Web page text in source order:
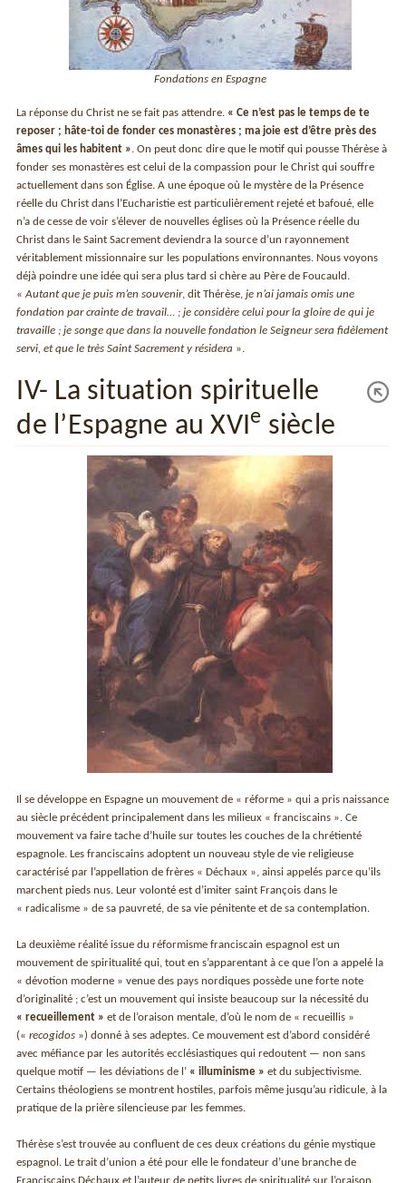
Fondations en Espagne
La réponse du Christ ne se fait pas attendre. « Ce n’est pas le temps de te
reposer ; hâte-toi de fonder ces monastères ; ma joie est d’être près des
âmes qui les habitent ». On peut donc dire que le motif qui pousse Thérèse à
fonder ses monastères est celui de la compassion pour le Christ qui souffre
actuellement dans son Église. A une époque où le mystère de la Présence
réelle du Christ dans l’Eucharistie est particulièrement rejeté et bafoué, elle
n’a de cesse de voir s’élever de nouvelles églises où la Présence réelle du
Christ dans le Saint Sacrement deviendra la source d’un rayonnement
véritablement missionnaire sur les populations environnantes. Nous voyons
déjà poindre une idée qui sera plus tard si chère au Père de Foucauld.
«Autant que je puis m’en souvenir, dit Thérèse,je n’ai jamais omis une
fondation par crainte de travail… ; je considère celui pour la gloire de qui je
travaille ; je songe que dans la nouvelle fondation le Seigneur sera fidèlement
servi, et que le très Saint Sacrement y résidera ».
IV- La situation spirituelle
de l’Espagne au XVIe siècle
Il se développe en Espagne un mouvement de « réforme » qui a pris naissance
au siècle précédent principalement dans les milieux « franciscains ». Ce
mouvement va faire tache d’huile sur toutes les couches de la chrétienté
espagnole. Les franciscains adoptent un nouveau style de vie religieuse
caractérisé par l’appellation de frères « Déchaux », ainsi appelés parce qu’ils
marchent pieds nus. Leur volonté est d’imiter saint François dans le
« radicalisme » de sa pauvreté, de sa vie pénitente et de sa contemplation.
La deuxième réalité issue du réformisme franciscain espagnol est un
mouvement de spiritualité qui, tout en s’apparentant à ce que l’on a appelé la
« dévotion moderne » venue des pays nordiques possède une forte note
d’originalité ; c’est un mouvement qui insiste beaucoup sur la nécessité du
« recueillement » et de l’oraison mentale, d’où le nom de « recueillis »
(«recogidos ») donné à ses adeptes. Ce mouvement est d’abord considéré
avec méfiance par les autorités ecclésiastiques qui redoutent — non sans
quelque motif — les déviations de l’ « illuminisme »et du subjectivisme.
Certains théologiens se montrent hostiles, parfois même jusqu’au ridicule, à la
pratique de la prière silencieuse par les femmes.
Thérèse s’est trouvée au confluent de ces deux créations du génie mystique
espagnol. Le trait d’union a été pour elle le fondateur d’une branche de
Franciscains Déchaux et l’auteur de petits livres de spiritualité sur l’oraison,